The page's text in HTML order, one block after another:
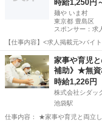
時給1,250円
麺や いま村
東京都 豊島区
スポンサー：求
【仕事内容】<求人掲載元>バイ
任せします! 具体的には… お客様
会計 など 食券制ではありません
ないです。 お料理もスムーズ...
アルバイト・パート
家事や育児
補助》★無
時給1,226円
株式会社シダッ
池袋駅
仕事内容： ★家事や育児と両立しやすい